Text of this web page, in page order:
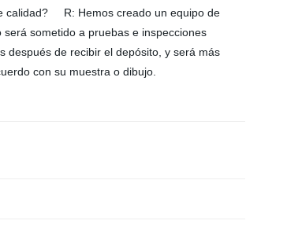
calidad? R: Hemos creado un equipo de
sometido a pruebas e inspecciones
de recibir el depósito, y será más
con su muestra o dibujo.